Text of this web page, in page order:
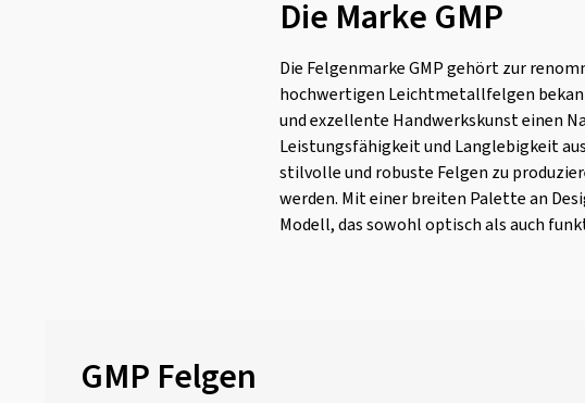
Die Marke GMP
Die Felgenmarke GMP gehört zur
hochwertigen Leichtmetallfelgen
und exzellente Handwerkskunst einen
Leistungsfähigkeit und Langlebigkeit
stilvolle und robuste Felgen zu
werden. Mit einer breiten Palette an
Modell, das sowohl optisch als auch
GMP Felgen